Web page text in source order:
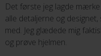
Det første jeg lagde
alle detaljerne og
med. Jeg glædede mig
og prøve hjelmen.